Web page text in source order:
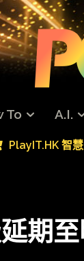
To A.I.
PlayIT.HK 智
期至